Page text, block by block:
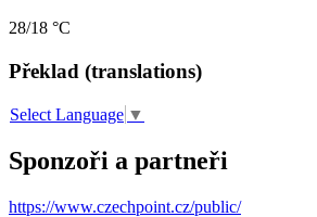
28/18 °C
Překlad (translations)
Select Language ▼
Sponzoři a partneři
https://www.czechpoint.cz/public/